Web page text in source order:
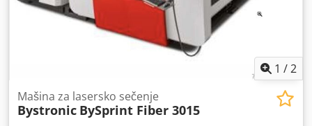
1 /2
Mašina za lasersko sečenje
Bystronic BySprint Fiber 3015